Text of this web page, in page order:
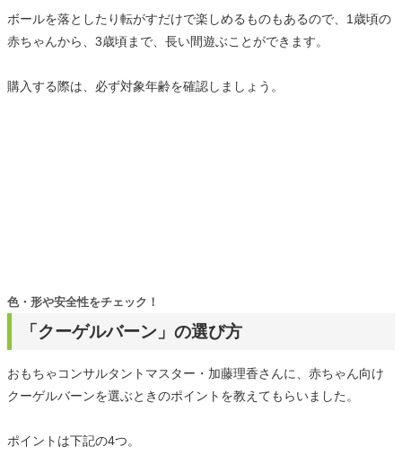
ボールを落としたり転がすだけで楽しめるものもあるので、1歳頃の
赤ちゃんから、3歳頃まで、長い間遊ぶことができます。
購入する際は、必ず対象年齢を確認しましょう。
「クーゲルバーン」の選び方
色・形や安全性をチェック！
おもちゃコンサルタントマスター・加藤理香さんに、赤ちゃん向け
クーゲルバーンを選ぶときのポイントを教えてもらいました。
ポイントは下記の4つ。